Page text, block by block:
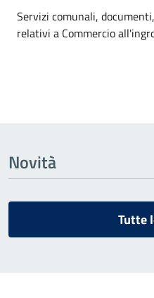
Dettagli
Servizi comunali,
relativi a Commercio
Novità
Tutte